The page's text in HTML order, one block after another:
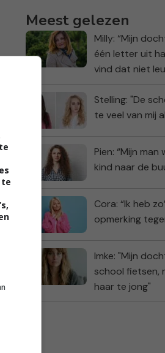
Meest gelezen
Milly: “Mijn
één letter uit
vind dat niet
Stelling: "De
te veel van mij
Pien: “Mijn
kind naar de
Cora: “Ik heb
opmerking
Imke: "Mijn
school fietsen,
haar te jong"